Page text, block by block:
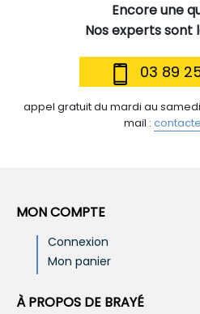
Encore une
Nos experts sont
03 89
appel gratuit du mardi au
mail :
MON COMPTE
Connexion
Mon panier
À PROPOS DE BRAYÉ